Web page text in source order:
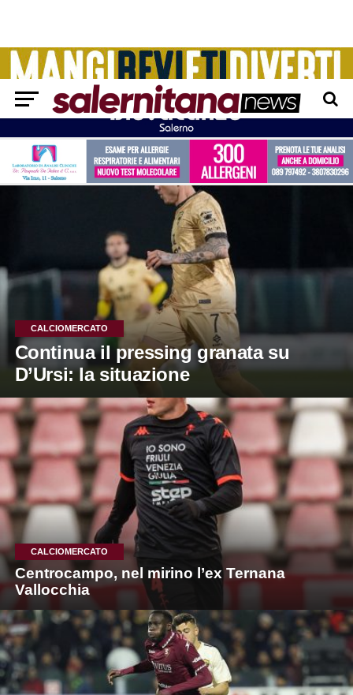
CALCIOMERCATO
Continua il pressing granata su
D’Ursi: la situazione
CALCIOMERCATO
Centrocampo, nel mirino l’ex Ternana
Vallocchia